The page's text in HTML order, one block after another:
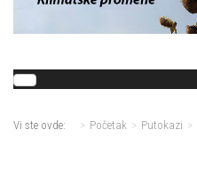
Vi ste ovde: Početak Putokazi